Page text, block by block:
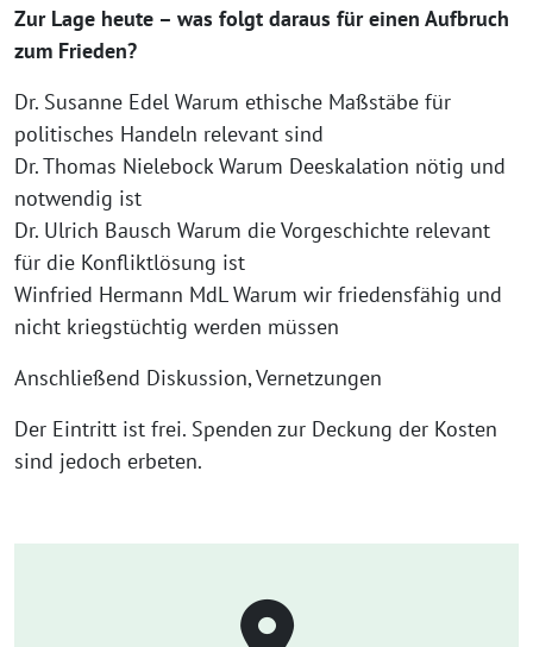
Zur Lage heute – was folgt daraus für einen Aufbruch
zum Frieden?
Dr. Susanne Edel Warum ethische Maßstäbe für
politisches Handeln relevant sind
Dr. Thomas Nielebock Warum Deeskalation nötig und
notwendig ist
Dr. Ulrich Bausch Warum die Vorgeschichte relevant
für die Konfliktlösung ist
Winfried Hermann MdL Warum wir friedensfähig und
nicht kriegstüchtig werden müssen
Anschließend Diskussion, Vernetzungen
Der Eintritt ist frei. Spenden zur Deckung der Kosten
sind jedoch erbeten.